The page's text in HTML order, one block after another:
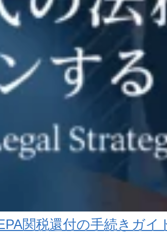
関税還付の手続きガ